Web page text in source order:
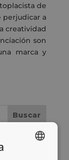
de
perjudicar a
creatividad
son
marca y